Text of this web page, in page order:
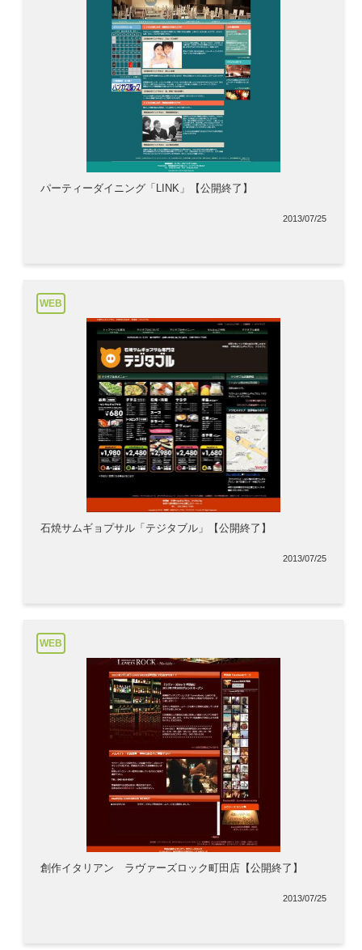
パーティーダイニング「LINK」【公開終了】
2013/07/25
WEB
石焼サムギョプサル「テジタブル」【公開終了】
2013/07/25
WEB
創作イタリアン ラヴァーズロック町田店【公開終了】
2013/07/25